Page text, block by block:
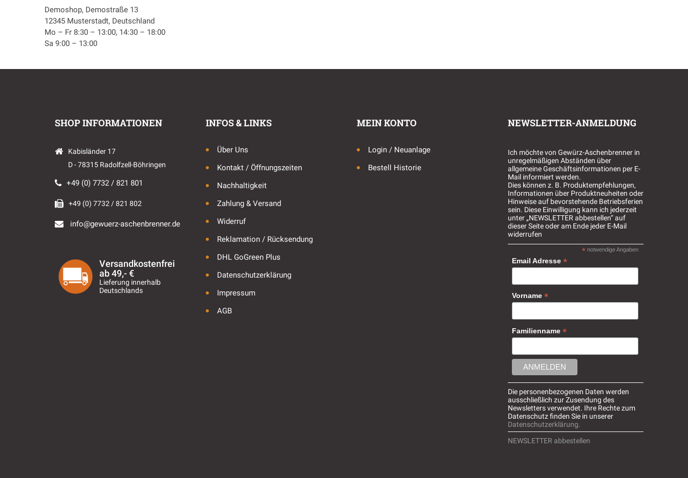
Demoshop, Demostraße 13
12345 Musterstadt, Deutschland
Mo – Fr 8:30 – 13:00, 14:30 – 18:00
Sa 9:00 – 13:00
SHOP INFORMATIONEN
Kabisländer 17
D - 78315 Radolfzell-Böhringen
+49 (0) 7732 / 821 801
+49 (0) 7732 / 821 802
info@gewuerz-aschenbrenner.de
Versandkostenfrei
ab 49,- €
Lieferung innerhalb
Deutschlands
INFOS & LINKS
Über Uns
Kontakt / Öffnungszeiten
Nachhaltigkeit
Zahlung & Versand
Widerruf
Reklamation / Rücksendung
DHL GoGreen Plus
Datenschutzerklärung
Impressum
AGB
MEIN KONTO
Login / Neuanlage
Bestell Historie
NEWSLETTER-ANMELDUNG
Ich möchte von Gewürz-Aschenbrenner in
unregelmäßigen Abständen über
allgemeine Geschäftsinformationen per E-
Mail informiert werden.
Dies können z. B. Produktempfehlungen,
Informationen über Produktneuheiten oder
Hinweise auf bevorstehende Betriebsferien
sein. Diese Einwilligung kann ich jederzeit
unter „NEWSLETTER abbestellen“ auf
dieser Seite oder am Ende jeder E-Mail
widerrufen
*notwendige Angaben
Email Adresse *
Vorname *
Familienname *
Die personenbezogenen Daten werden
ausschließlich zur Zusendung des
Newsletters verwendet. Ihre Rechte zum
Datenschutz finden Sie in unserer
Datenschutzerklärung.
NEWSLETTER abbestellen